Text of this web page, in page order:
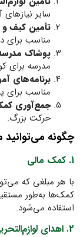
سایر
تأمین کیف
مناسب برای
پوشاک مدرسه
مدرسه برای
برنامه‌های
مناسب برای
جمع‌آوری
حرکت بزرگ.
چگونه
1. کمک مالی
با هر مبلغی که
کمک‌ها به‌طور
استفاده می‌شود.
2. اهدای لوازم‌التحریر و کیف و کفش